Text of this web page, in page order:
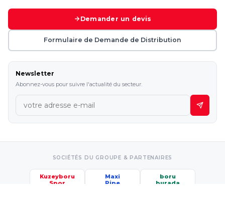
Demander un devis
Formulaire de Demande de Distribution
Newsletter
Abonnez-vous pour suivre l'actualité du secteur.
SOCIÉTÉS DU GROUPE & PARTENAIRES
Kuzeyboru
Spor
Maxi
Pipe
boru
burada